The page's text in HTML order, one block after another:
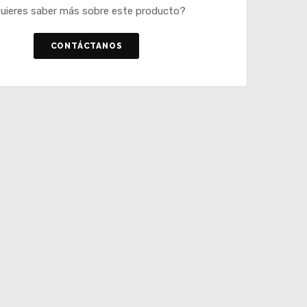
saber más sobre este producto?
CONTÁCTANOS